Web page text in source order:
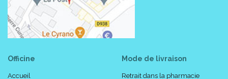
Officine
Accueil
Mode de livraison
Retrait dans la pharmacie